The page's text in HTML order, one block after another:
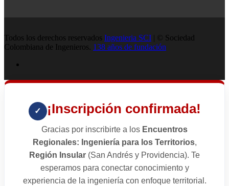
Todos los derechos reservados Ingenieria SCI | © Sociedad
Colombiana de Ingenieros. 138 años de fundación
✓ ¡Inscripción confirmada!
Gracias por inscribirte a los Encuentros
Regionales: Ingeniería para los Territorios,
Región Insular (San Andrés y Providencia). Te
esperamos para conectar conocimiento y
experiencia de la ingeniería con enfoque territorial.